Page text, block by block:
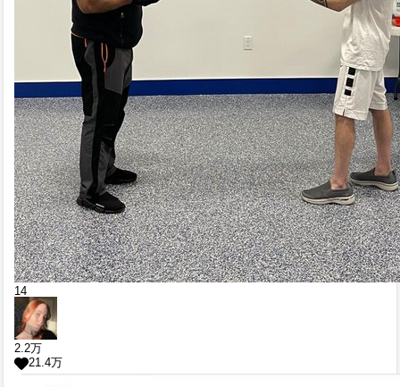
14
2.2万
21.4万